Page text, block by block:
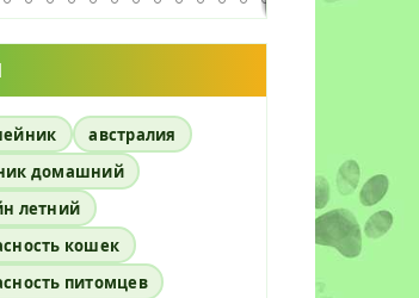
австралия
домашний
летний
кошек
питомцев